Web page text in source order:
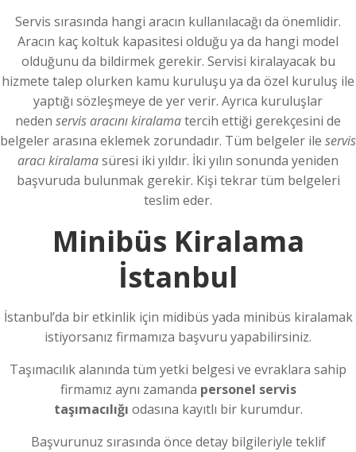
Servis sırasında hangi aracın kullanılacağı da önemlidir.
Aracın kaç koltuk kapasitesi olduğu ya da hangi model
olduğunu da bildirmek gerekir. Servisi kiralayacak bu
hizmete talep olurken kamu kuruluşu ya da özel kuruluş ile
yaptığı sözleşmeye de yer verir. Ayrıca kuruluşlar
neden servis aracını kiralamatercih ettiği gerekçesini de
belgeler arasına eklemek zorundadır. Tüm belgeler ile servis
aracı kiralamasüresi iki yıldır. İki yılın sonunda yeniden
başvuruda bulunmak gerekir. Kişi tekrar tüm belgeleri
teslim eder.
Minibüs Kiralama
İstanbul
İstanbul’da bir etkinlik için midibüs yada minibüs kiralamak
istiyorsanız firmamıza başvuru yapabilirsiniz.
Taşımacılık alanında tüm yetki belgesi ve evraklara sahip
firmamız aynı zamanda personel servis
taşımacılığı odasına kayıtlı bir kurumdur.
Başvurunuz sırasında önce detay bilgileriyle teklif